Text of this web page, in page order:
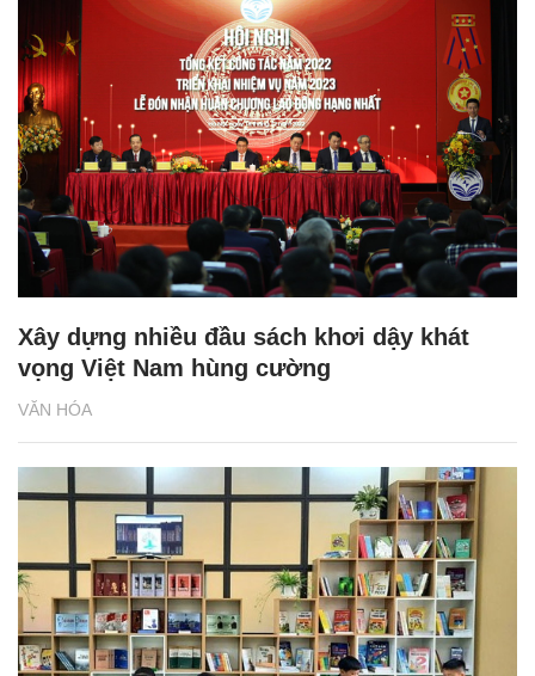
VĂN HÓA
Xây dựng nhiều đầu sách khơi dậy khát
vọng Việt Nam hùng cường